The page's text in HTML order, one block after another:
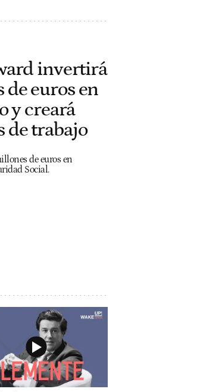
invertirá
euros en
y creará
de trabajo
de euros en
Social.